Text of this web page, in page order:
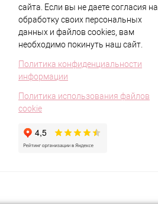
сайта. Если вы не даете согласия на
обработку своих персональных
данных и файлов cookies, вам
необходимо покинуть наш сайт.
Политика конфиденциальности
информации
Политика использования файлов
cookie